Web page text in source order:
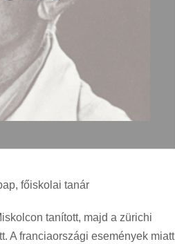
főiskolai tanár
tanított, majd a zürichi
A franciaországi események miatt